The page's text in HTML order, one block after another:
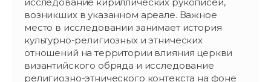
возникших в указанном ареале. Важное
место в исследовании занимает история
культурно-религиозных и этнических
отношений на территории влияния церкви
византийского обряда и исследование
религиозно-этнического контекста на фоне